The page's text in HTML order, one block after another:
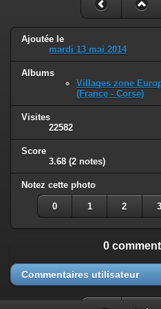
Ajoutée le
mardi 13 mai 2014
Albums
Villages zone
(France - Corse)
Visites
22582
Score
3.68 (2 notes)
Notez cette photo
0 1 2 3
0
Commentaires utilisateur